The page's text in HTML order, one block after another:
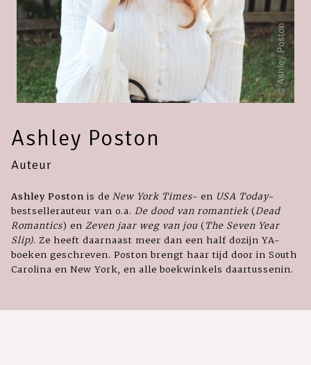
Ashley Poston
Auteur
Ashley Poston is de New York Times- en USA Today-
bestsellerauteur van o.a. De dood van romantiek (Dead
Romantics) en Zeven jaar weg van jou (The Seven Year
Slip). Ze heeft daarnaast meer dan een half dozijn YA-
boeken geschreven. Poston brengt haar tijd door in South
Carolina en New York, en alle boekwinkels daartussenin.